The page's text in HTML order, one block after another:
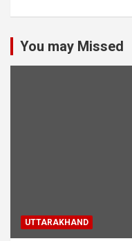
You may Missed
UTTARAKHAND